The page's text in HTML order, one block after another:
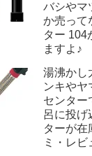
バシやマ
か売って
ター 104
ますよ♪
湯沸かし
ンキやヤ
センター
呂に投げ
ターが在
ミ・レビ